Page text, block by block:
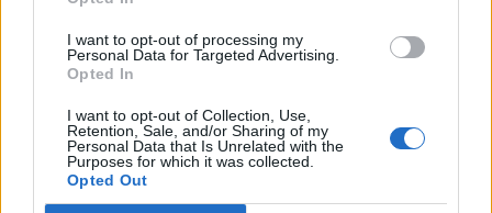
I want to opt-out of processing my
Personal Data for Targeted Advertising.
Opted In
I want to opt-out of Collection, Use,
Retention, Sale, and/or Sharing of my
Personal Data that Is Unrelated with the
Purposes for which it was collected.
Opted Out